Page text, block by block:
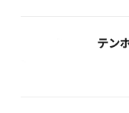
テン